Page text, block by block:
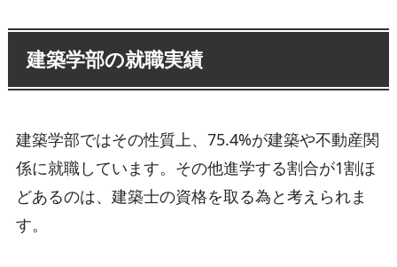
建築学部の就職実績
建築学部ではその性質上、75.4%が建築や不動産関
係に就職しています。その他進学する割合が1割ほ
どあるのは、建築士の資格を取る為と考えられま
す。